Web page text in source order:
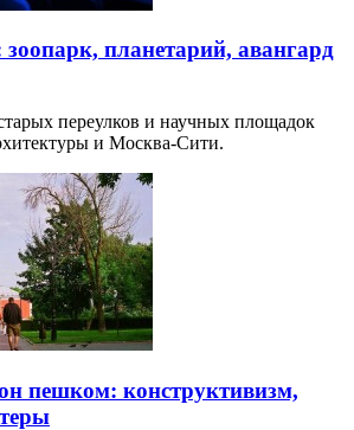
планетарий, авангард
переулков и научных площадок
и Москва-Сити.
пешком: конструктивизм,